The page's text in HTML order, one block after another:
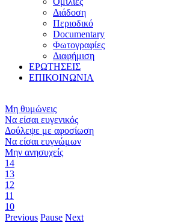
Διάδοση
Περιοδικό
Documentary
Φωτογραφίες
Διαφήμιση
ΕΡΩΤΗΣΕΙΣ
ΕΠΙΚΟΙΝΩΝΙΑ
Μη θυμώνεις
Να είσαι ευγενικός
Δούλεψε με αφοσίωση
Να είσαι ευγνώμων
Μην ανησυχείς
14
13
12
11
10
Previous Pause Next